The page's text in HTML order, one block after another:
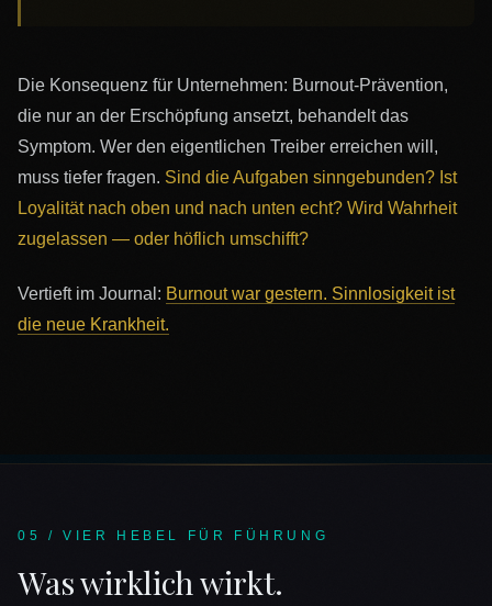
Die Konsequenz für Unternehmen: Burnout-Prävention,
die nur an der Erschöpfung ansetzt, behandelt das
Symptom. Wer den eigentlichen Treiber erreichen will,
muss tiefer fragen. Sind die Aufgaben sinngebunden? Ist
Loyalität nach oben und nach unten echt? Wird Wahrheit
zugelassen — oder höflich umschifft?
Vertieft im Journal: Burnout war gestern. Sinnlosigkeit ist
die neue Krankheit.
05 / VIER HEBEL FÜR FÜHRUNG
Was wirklich wirkt.